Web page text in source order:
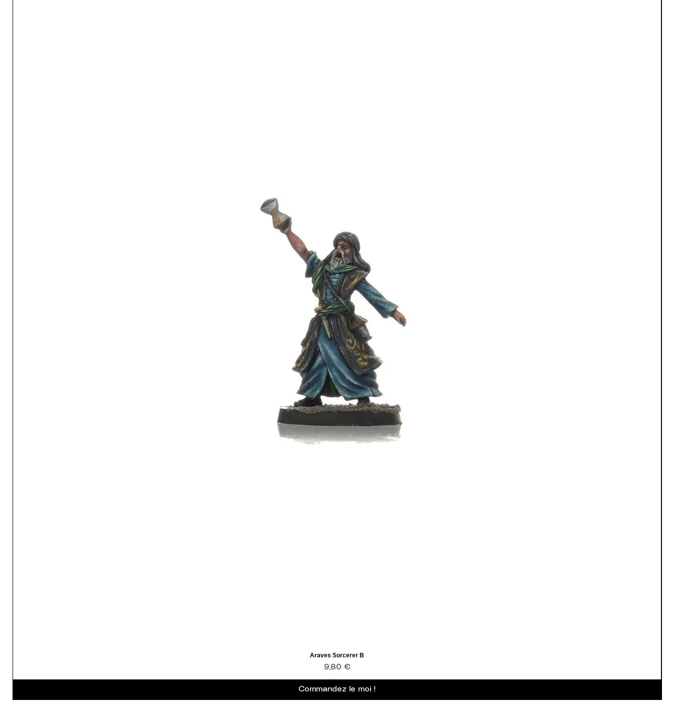
Aperçu rapide
Araves Sorcerer B
Prix
9,80 €
Commandez le moi !